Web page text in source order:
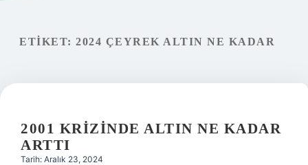
Yasal Uyarı
Hakkımızda
ETIKET: 2024 ÇEYREK ALTIN NE KADAR
2001 KRIZINDE ALTIN NE KADAR
ARTTI
Tarih: Aralık 23, 2024